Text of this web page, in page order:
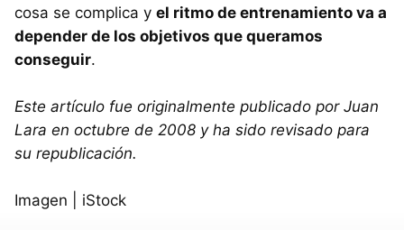
cosa se complica y el ritmo de entrenamiento va a
depender de los objetivos que queramos
conseguir.
Este artículo fue originalmente publicado por Juan
Lara en octubre de 2008 y ha sido revisado para
su republicación.
Imagen | iStock